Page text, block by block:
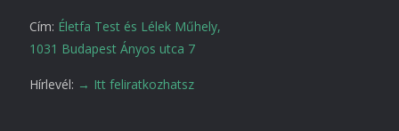
Cím: Életfa Test és Lélek Műhely,
1031 Budapest Ányos utca 7
Hírlevél: → Itt feliratkozhatsz